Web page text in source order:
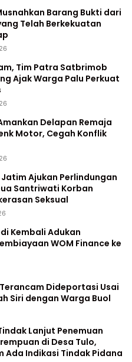
Barang Bukti dari
Telah Berkekuatan
Tim Patra Satbrimob
Ajak Warga Palu Perkuat
Delapan Remaja
Motor, Cegah Konflik
Jatim Ajukan Perlindungan
Santriwati Korban
Seksual
Kembali Adukan
WOM Finance ke
Dideportasi Usai
Siri dengan Warga Buol
Lanjut Penemuan
di Desa Tulo,
Ada Indikasi Tindak Pidana